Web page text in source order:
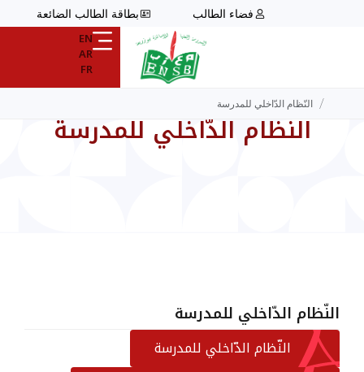
فضاء الطالب بطاقة الطالب الضائعة
EN
AR
FR
/ النّظام الدّاخلي للمدرسة
النّظام الدّاخلي للمدرسة
النّظام الدّاخلي للمدرسة
النّظام الدّاخلي للمدرسة